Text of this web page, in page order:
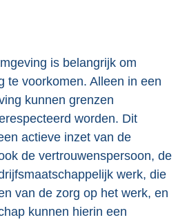
is belangrijk om
te voorkomen. Alleen in een
kunnen grenzen
worden. Dit
actieve inzet van de
de vertrouwenspersoon, de
werk, die
van de zorg op het werk, en
kunnen hierin een